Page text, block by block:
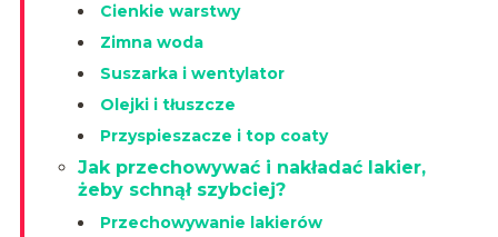
Cienkie warstwy
Zimna woda
Suszarka i wentylator
Olejki i tłuszcze
Przyspieszacze i top coaty
Jak przechowywać i nakładać lakier,
żeby schnął szybciej?
Przechowywanie lakierów